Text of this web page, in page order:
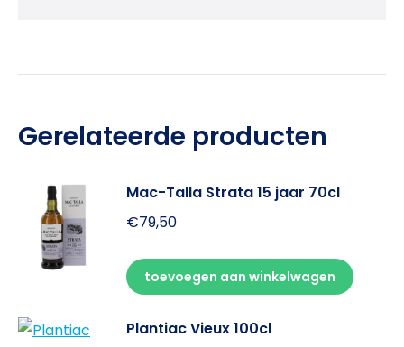
Gerelateerde producten
Mac-Talla Strata 15 jaar 70cl
€79,50
toevoegen aan winkelwagen
Plantiac Vieux 100cl